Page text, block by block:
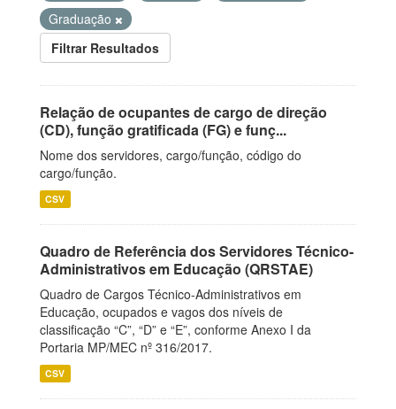
Graduação
Filtrar Resultados
Relação de ocupantes de cargo de direção
(CD), função gratificada (FG) e funç...
Nome dos servidores, cargo/função, código do
cargo/função.
CSV
Quadro de Referência dos Servidores Técnico-
Administrativos em Educação (QRSTAE)
Quadro de Cargos Técnico-Administrativos em
Educação, ocupados e vagos dos níveis de
classificação “C”, “D” e “E”, conforme Anexo I da
Portaria MP/MEC nº 316/2017.
CSV